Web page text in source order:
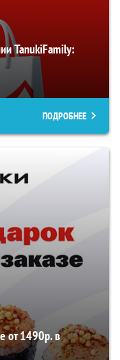
TanukiFamily:
ПОДРОБНЕЕ
от 1490р. в